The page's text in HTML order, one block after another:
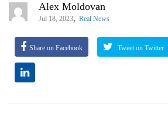
Alex Moldovan
Jul 18, 2023, Real News
Share on Facebook Tweet on Twitter